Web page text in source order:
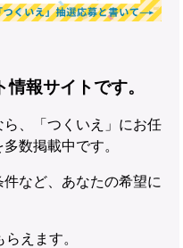
報サイトです。
、「つくいえ」にお任
数掲載中です。
など、あなたの希望に
えます。